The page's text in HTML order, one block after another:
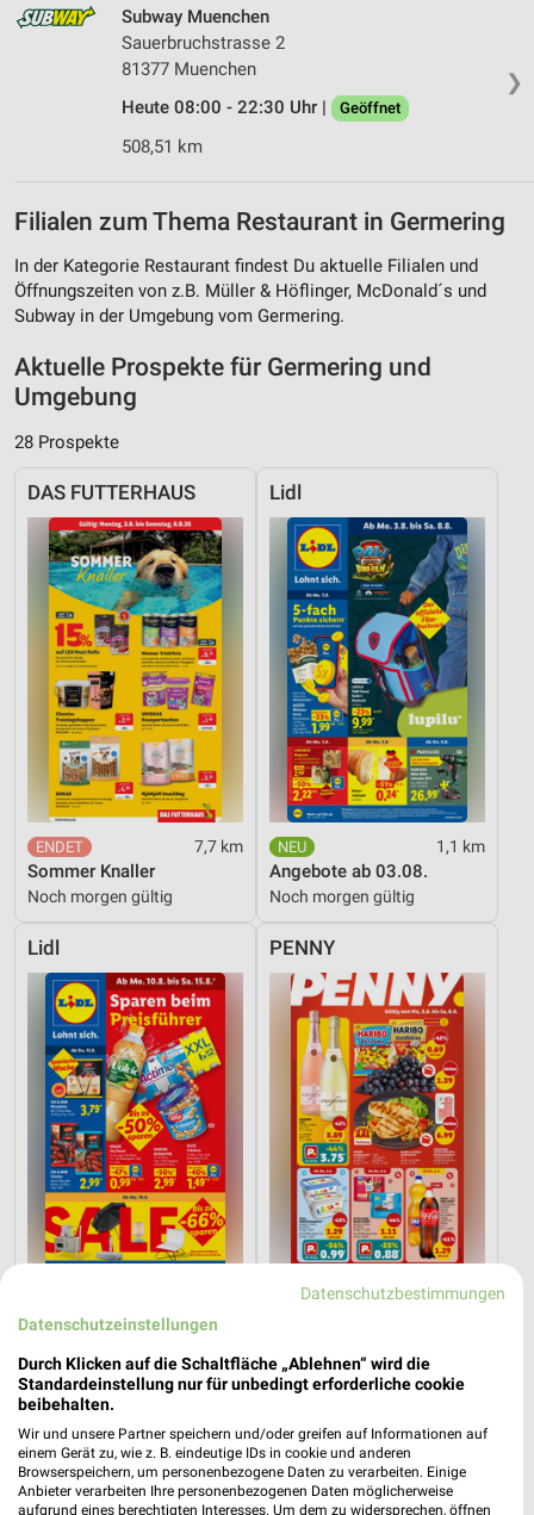
❯
Subway Muenchen
Sauerbruchstrasse 2
81377 Muenchen
Heute 08:00 - 22:30 Uhr |
Geöffnet
508,51 km
Filialen zum Thema Restaurant in Germering
In der Kategorie Restaurant findest Du aktuelle Filialen und
Öffnungszeiten von z.B. Müller & Höflinger, McDonald´s und
Subway in der Umgebung vom Germering.
Aktuelle Prospekte für Germering und
Umgebung
28 Prospekte
DAS FUTTERHAUS
7,7 km
Sommer Knaller
Noch morgen gültig
Lidl
1,1 km
Angebote ab 03.08.
Noch morgen gültig
Lidl
Angebote ab 10.08.
Gültig ab Mo. 10.08.
PENNY
3,7 km
Noch morgen gültig
toom Baumarkt
Datenschutzbestimmungen
Datenschutzeinstellungen
Durch Klicken auf die Schaltfläche „Ablehnen“ wird die
Standardeinstellung nur für unbedingt erforderliche cookie
beibehalten.
Wir und unsere Partner speichern und/oder greifen auf Informationen auf
einem Gerät zu, wie z. B. eindeutige IDs in cookie und anderen
Browserspeichern, um personenbezogene Daten zu verarbeiten. Einige
Anbieter verarbeiten Ihre personenbezogenen Daten möglicherweise
aufgrund eines berechtigten Interesses. Um dem zu widersprechen, öffnen